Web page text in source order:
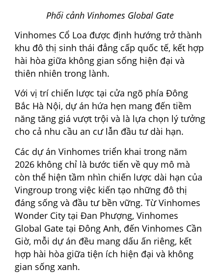
Phối cảnh Vinhomes Global Gate
Vinhomes Cổ Loa được định hướng trở thành
khu đô thị sinh thái đẳng cấp quốc tế, kết hợp
hài hòa giữa không gian sống hiện đại và
thiên nhiên trong lành.
Với vị trí chiến lược tại cửa ngõ phía Đông
Bắc Hà Nội, dự án hứa hẹn mang đến tiềm
năng tăng giá vượt trội và là lựa chọn lý tưởng
cho cả nhu cầu an cư lẫn đầu tư dài hạn.
Các dự án Vinhomes triển khai trong năm
2026 không chỉ là bước tiến về quy mô mà
còn thể hiện tầm nhìn chiến lược dài hạn của
Vingroup trong việc kiến tạo những đô thị
đáng sống và đầu tư bền vững. Từ Vinhomes
Wonder City tại Đan Phượng, Vinhomes
Global Gate tại Đông Anh, đến Vinhomes Cần
Giờ, mỗi dự án đều mang dấu ấn riêng, kết
hợp hài hòa giữa tiện ích hiện đại và không
gian sống xanh.